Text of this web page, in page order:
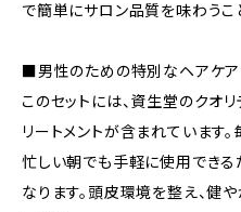
で簡単にサロン品質を味わうこ
■男性のための特別なヘアケア
このセットには、資生堂のクオ
リートメントが含まれています
忙しい朝でも手軽に使用できる
なります。頭皮環境を整え、健